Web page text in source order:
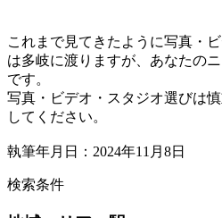
これまで見てきたように写真・
は多岐に渡りますが、あなたの
です。
写真・ビデオ・スタジオ選びは
してください。
執筆年月日：2024年11月8日
検索条件